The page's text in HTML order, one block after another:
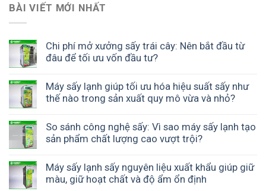
BÀI VIẾT MỚI NHẤT
Chi phí mở xưởng sấy trái cây: Nên bắt đầu từ
đâu để tối ưu vốn đầu tư?
Máy sấy lạnh giúp tối ưu hóa hiệu suất sấy như
thế nào trong sản xuất quy mô vừa và nhỏ?
So sánh công nghệ sấy: Vì sao máy sấy lạnh tạo
sản phẩm chất lượng cao vượt trội?
Máy sấy lạnh sấy nguyên liệu xuất khẩu giúp giữ
màu, giữ hoạt chất và độ ẩm ổn định